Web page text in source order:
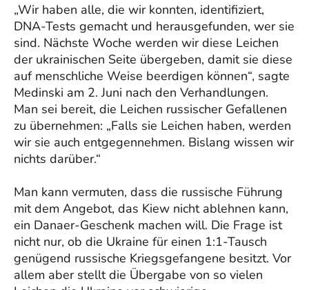
„Wir haben alle, die wir konnten, identifiziert,
DNA-Tests gemacht und herausgefunden, wer sie
sind. Nächste Woche werden wir diese Leichen
der ukrainischen Seite übergeben, damit sie diese
auf menschliche Weise beerdigen können“, sagte
Medinski am 2. Juni nach den Verhandlungen.
Man sei bereit, die Leichen russischer Gefallenen
zu übernehmen: „Falls sie Leichen haben, werden
wir sie auch entgegennehmen. Bislang wissen wir
nichts darüber.“
Man kann vermuten, dass die russische Führung
mit dem Angebot, das Kiew nicht ablehnen kann,
ein Danaer-Geschenk machen will. Die Frage ist
nicht nur, ob die Ukraine für einen 1:1-Tausch
genügend russische Kriegsgefangene besitzt. Vor
allem aber stellt die Übergabe von so vielen